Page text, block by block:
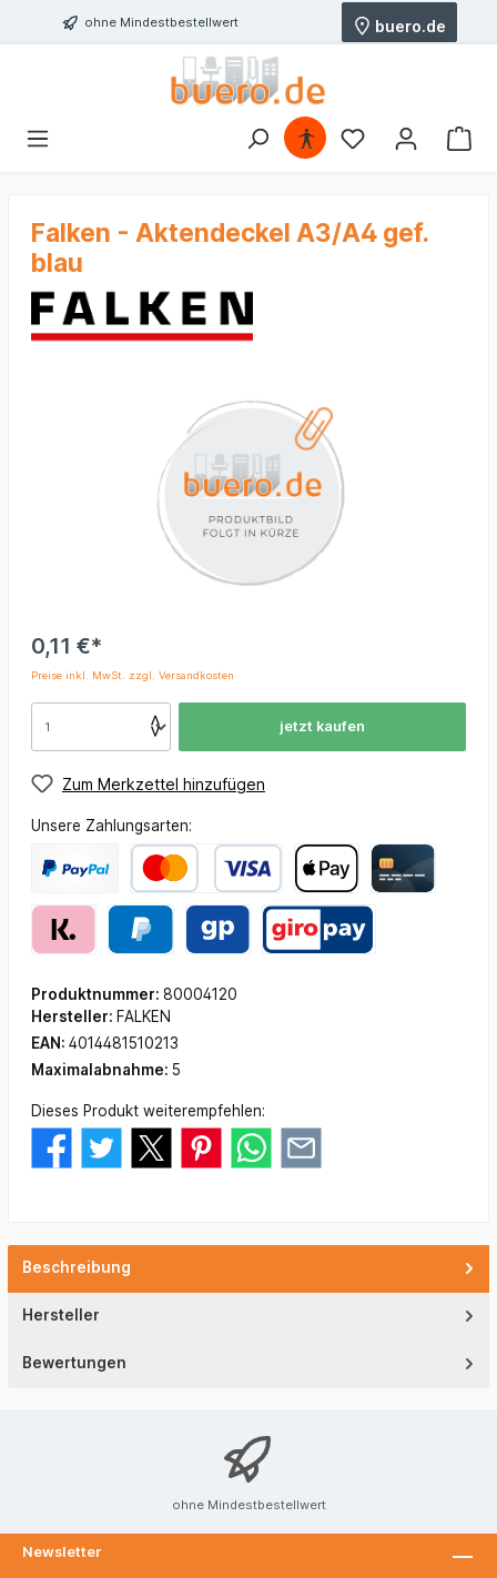
ohne Mindestbestellwert buero.de
Falken - Aktendeckel A3/A4 gef.
blau
0,11 €*
Preise inkl. MwSt. zzgl. Versandkosten
jetzt kaufen
Zum Merkzettel hinzufügen
Unsere Zahlungsarten:
Produktnummer: 80004120
Hersteller: FALKEN
EAN: 4014481510213
Maximalabnahme: 5
Dieses Produkt weiterempfehlen:
Beschreibung
Hersteller
Bewertungen
ohne Mindestbestellwert
Newsletter